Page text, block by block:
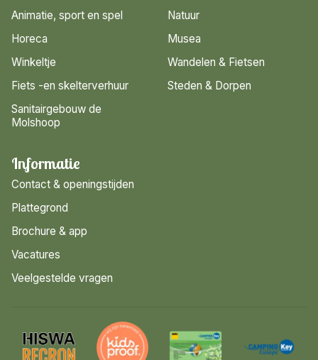
Animatie, sport en spel
Horeca
Winkeltje
Fiets -en skelterverhuur
Sanitairgebouw de
Molshoop
Natuur
Musea
Wandelen & Fietsen
Steden & Dorpen
Informatie
Contact & openingstijden
Plattegrond
Brochure & app
Vacatures
Veelgestelde vragen